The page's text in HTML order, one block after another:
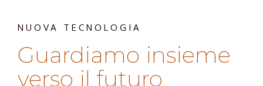
NUOVA TECNOLOGIA
Guardiamo insieme
verso il futuro